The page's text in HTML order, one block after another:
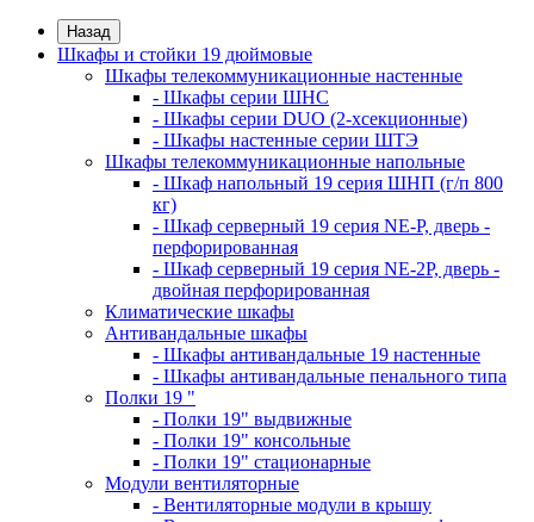
Назад
Шкафы и стойки 19 дюймовые
Шкафы телекоммуникационные настенные
- Шкафы серии ШНС
- Шкафы серии DUO (2-хсекционные)
- Шкафы настенные серии ШТЭ
Шкафы телекоммуникационные напольные
- Шкаф напольный 19 серия ШНП (г/п 800
кг)
- Шкаф серверный 19 серия NE-P, дверь -
перфорированная
- Шкаф серверный 19 серия NE-2P, дверь -
двойная перфорированная
Климатические шкафы
Антивандальные шкафы
- Шкафы антивандальные 19 настенные
- Шкафы антивандальные пенального типа
Полки 19 "
- Полки 19" выдвижные
- Полки 19" консольные
- Полки 19" стационарные
Модули вентиляторные
- Вентиляторные модули в крышу